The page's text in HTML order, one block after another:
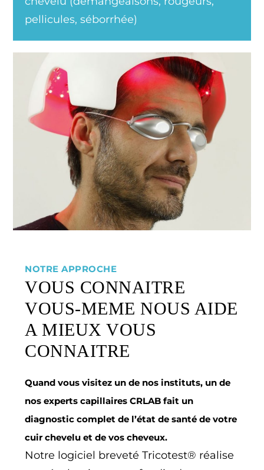
pellicules, séborrhée)
NOTRE APPROCHE
VOUS CONNAITRE
VOUS-MEME NOUS AIDE
A MIEUX VOUS
CONNAITRE
Quand vous visitez un de nos instituts, un de
nos experts capillaires CRLAB fait un
diagnostic complet de l’état de santé de votre
cuir chevelu et de vos cheveux.
Notre logiciel breveté Tricotest® réalise